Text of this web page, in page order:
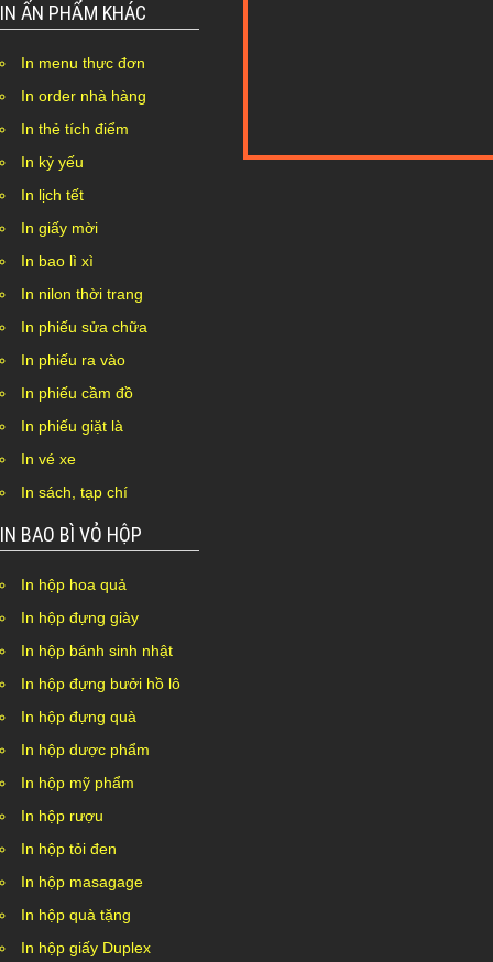
IN ẤN PHẨM KHÁC
In menu thực đơn
In order nhà hàng
In thẻ tích điểm
In kỷ yếu
In lịch tết
In giấy mời
In bao lì xì
In nilon thời trang
In phiếu sửa chữa
In phiếu ra vào
In phiếu cầm đồ
In phiếu giặt là
In vé xe
In sách, tạp chí
IN BAO BÌ VỎ HỘP
In hộp hoa quả
In hộp đựng giày
In hộp bánh sinh nhật
In hộp đựng bưởi hồ lô
In hộp đựng quà
In hộp dược phẩm
In hộp mỹ phẩm
In hộp rượu
In hộp tỏi đen
In hộp masagage
In hộp quà tặng
In hộp giấy Duplex